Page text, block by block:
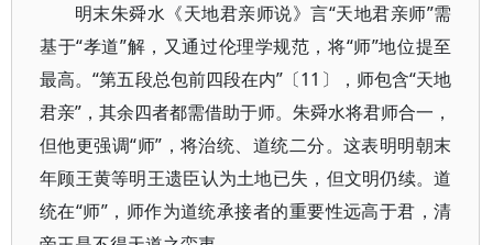
明末朱舜水《天地君亲师说》言“天地君亲师”需
基于“孝道”解，又通过伦理学规范，将“师”地位提至
最高。“第五段总包前四段在内”〔11〕，师包含“天地
君亲”，其余四者都需借助于师。朱舜水将君师合一，
但他更强调“师”，将治统、道统二分。这表明明朝末
年顾王黄等明王遗臣认为土地已失，但文明仍续。道
统在“师”，师作为道统承接者的重要性远高于君，清